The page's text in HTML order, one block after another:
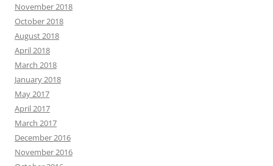
November 2018
October 2018
August 2018
April 2018
March 2018
January 2018
May 2017
April 2017
March 2017
December 2016
November 2016